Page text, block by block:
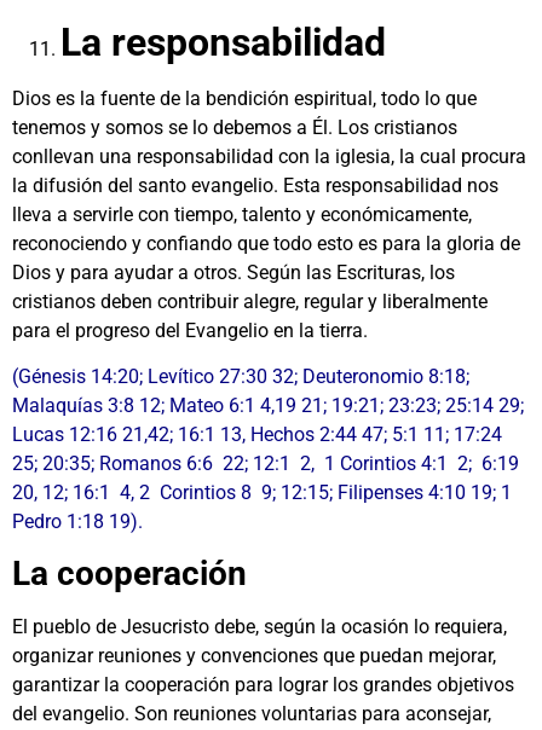
La responsabilidad
Dios es la fuente de la bendición espiritual, todo lo que
tenemos y somos se lo debemos a Él. Los cristianos
conllevan una responsabilidad con la iglesia, la cual procura
la difusión del santo evangelio. Esta responsabilidad nos
lleva a servirle con tiempo, talento y económicamente,
reconociendo y confiando que todo esto es para la gloria de
Dios y para ayudar a otros. Según las Escrituras, los
cristianos deben contribuir alegre, regular y liberalmente
para el progreso del Evangelio en la tierra.
(Génesis 14:20; Levítico 27:30 32; Deuteronomio 8:18;
Malaquías 3:8 12; Mateo 6:1 4,19 21; 19:21; 23:23; 25:14 29;
Lucas 12:16 21,42; 16:1 13, Hechos 2:44 47; 5:1 11; 17:24
25; 20:35; Romanos 6:6 22; 12:1 2, 1 Corintios 4:1 2; 6:19
20, 12; 16:1 4, 2 Corintios 8 9; 12:15; Filipenses 4:10 19; 1
Pedro 1:18 19).
La cooperación
El pueblo de Jesucristo debe, según la ocasión lo requiera,
organizar reuniones y convenciones que puedan mejorar,
garantizar la cooperación para lograr los grandes objetivos
del evangelio. Son reuniones voluntarias para aconsejar,